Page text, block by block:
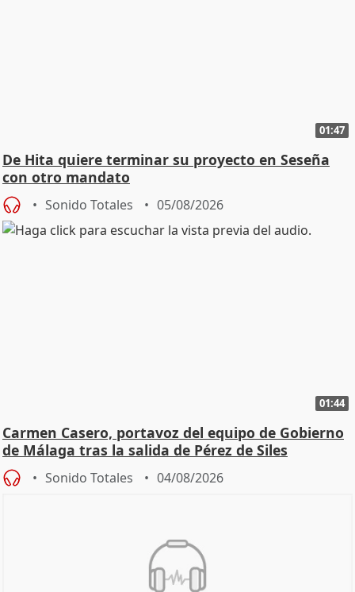
01:47
De Hita quiere terminar su proyecto en Seseña
con otro mandato
Sonido Totales 05/08/2026
01:44
Carmen Casero, portavoz del equipo de Gobierno
de Málaga tras la salida de Pérez de Siles
Sonido Totales 04/08/2026